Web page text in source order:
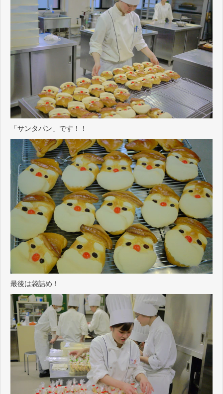
「サンタパン」です！！
最後は袋詰め！